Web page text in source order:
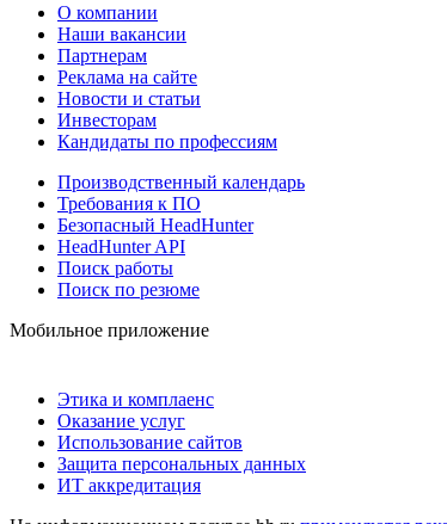
О компании
Наши вакансии
Партнерам
Реклама на сайте
Новости и статьи
Инвесторам
Кандидаты по профессиям
Производственный календарь
Требования к ПО
Безопасный HeadHunter
HeadHunter API
Поиск работы
Поиск по резюме
Мобильное приложение
Этика и комплаенс
Оказание услуг
Использование сайтов
Защита персональных данных
ИТ аккредитация